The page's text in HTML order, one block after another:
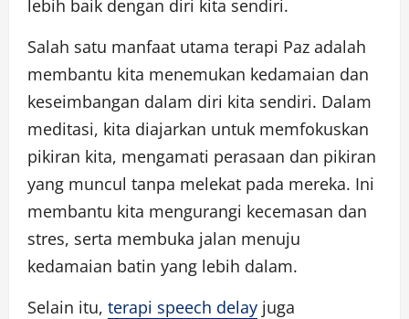
lebih baik dengan diri kita sendiri.
Salah satu manfaat utama terapi Paz adalah
membantu kita menemukan kedamaian dan
keseimbangan dalam diri kita sendiri. Dalam
meditasi, kita diajarkan untuk memfokuskan
pikiran kita, mengamati perasaan dan pikiran
yang muncul tanpa melekat pada mereka. Ini
membantu kita mengurangi kecemasan dan
stres, serta membuka jalan menuju
kedamaian batin yang lebih dalam.
Selain itu, terapi speech delay juga